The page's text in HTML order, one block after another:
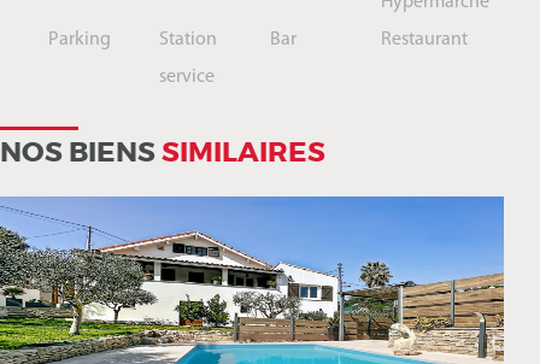
Parking
Station
service
Bar Restaurant
NOS BIENSSIMILAIRES